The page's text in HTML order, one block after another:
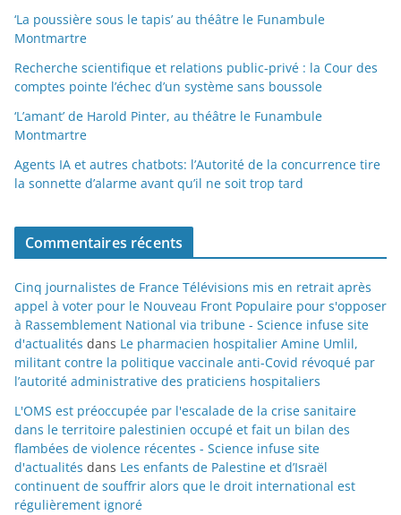
‘La poussière sous le tapis’ au théâtre le Funambule
Montmartre
Recherche scientifique et relations public-privé : la Cour des
comptes pointe l’échec d’un système sans boussole
‘L’amant’ de Harold Pinter, au théâtre le Funambule
Montmartre
Agents IA et autres chatbots: l’Autorité de la concurrence tire
la sonnette d’alarme avant qu’il ne soit trop tard
Commentaires récents
Cinq journalistes de France Télévisions mis en retrait après
appel à voter pour le Nouveau Front Populaire pour s'opposer
à Rassemblement National via tribune - Science infuse site
d'actualités dans Le pharmacien hospitalier Amine Umlil,
militant contre la politique vaccinale anti-Covid révoqué par
l’autorité administrative des praticiens hospitaliers
L'OMS est préoccupée par l'escalade de la crise sanitaire
dans le territoire palestinien occupé et fait un bilan des
flambées de violence récentes - Science infuse site
d'actualités dans Les enfants de Palestine et d’Israël
continuent de souffrir alors que le droit international est
régulièrement ignoré